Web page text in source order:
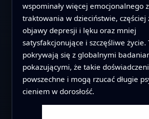
wspominały więcej emocjonalnego
traktowania w dzieciństwie, częściej
objawy depresji i lęku oraz mniej
satysfakcjonujące i szczęśliwe życie.
pokrywają się z globalnymi
pokazującymi, że takie
powszechne i mogą rzucać długie
cieniem w dorosłość.